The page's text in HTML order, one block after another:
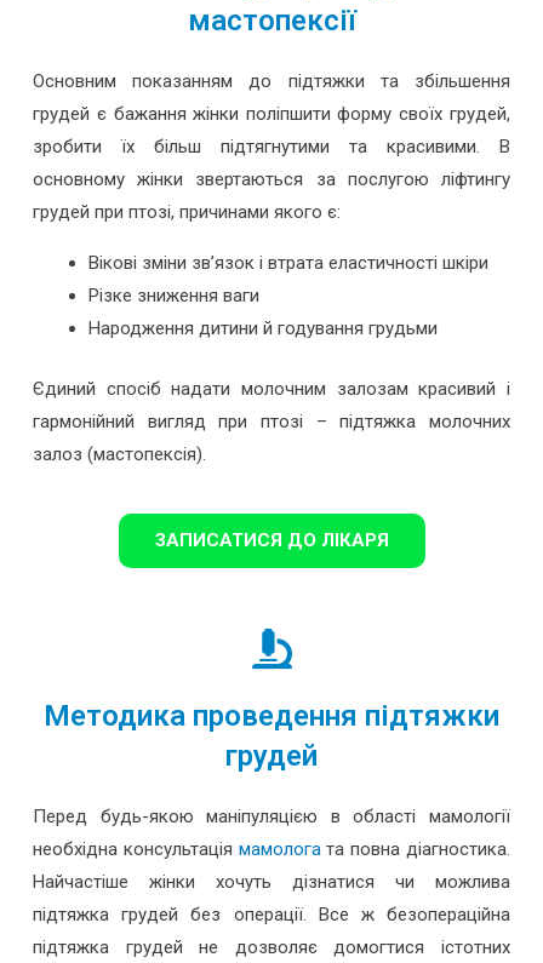
мастопексії
Основним показанням до підтяжки та збільшення
грудей є бажання жінки поліпшити форму своїх грудей,
зробити їх більш підтягнутими та красивими. В
основному жінки звертаються за послугою ліфтингу
грудей при птозі, причинами якого є:
Вікові зміни зв’язок і втрата еластичності шкіри
Різке зниження ваги
Народження дитини й годування грудьми
Єдиний спосіб надати молочним залозам красивий і
гармонійний вигляд при птозі – підтяжка молочних
залоз (мастопексія).
ЗАПИСАТИСЯ ДО ЛІКАРЯ
Методика проведення підтяжки
грудей
Перед будь-якою маніпуляцією в області мамології
необхідна консультація мамологата повна діагностика.
Найчастіше жінки хочуть дізнатися чи можлива
підтяжка грудей без операції. Все ж безопераційна
підтяжка грудей не дозволяє домогтися істотних